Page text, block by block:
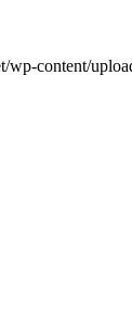
wp-content/